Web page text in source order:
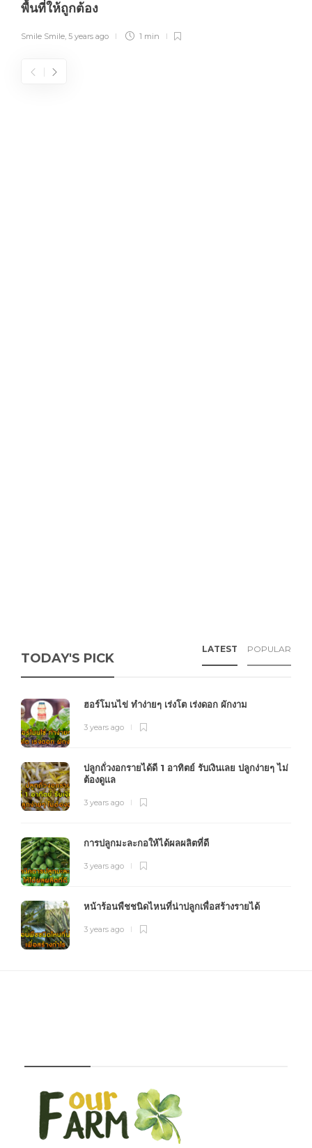
พื้นที่ให้ถูกต้อง
Smile Smile 5 years ago 1 min
TODAY'S PICK
LATEST POPULAR
ฮอร์โมนไข่ ทำง่ายๆ เร่งโต เร่งดอก ผักงาม
3 years ago
ปลูกถั่วงอกรายได้ดี 1 อาทิตย์ รับเงินเลย ปลูกง่ายๆ ไม่
ต้องดูแล
3 years ago
การปลูกมะละกอให้ได้ผลผลิตที่ดี
3 years ago
หน้าร้อนพืชชนิดไหนที่น่าปลูกเพื่อสร้างรายได้
3 years ago